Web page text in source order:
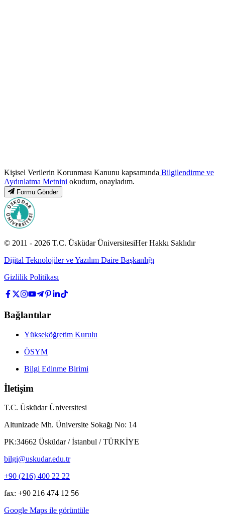
Kişisel Verilerin Korunması Kanunu kapsamında Bilgilendirme ve
Aydınlatma Metnini okudum, onayladım.
Formu Gönder
© 2011 - 2026 T.C. Üsküdar ÜniversitesiHer Hakkı Saklıdır
Dijital Teknolojiler ve Yazılım Daire Başkanlığı
Gizlilik Politikası
Bağlantılar
Yükseköğretim Kurulu
ÖSYM
Bilgi Edinme Birimi
İletişim
T.C. Üsküdar Üniversitesi
Altunizade Mh. Üniversite Sokağı No: 14
PK:34662 Üsküdar / İstanbul / TÜRKİYE
bilgi@uskudar.edu.tr
+90 (216) 400 22 22
fax: +90 216 474 12 56
Google Maps ile görüntüle